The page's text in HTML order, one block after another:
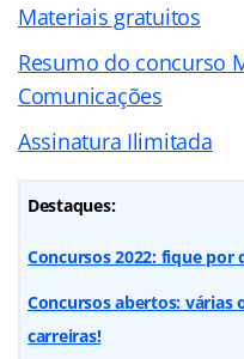
Materiais gratuitos
Resumo do concurso
Comunicações
Assinatura Ilimitada
Destaques:
Concursos 2022: fique
Concursos abertos: várias
carreiras!